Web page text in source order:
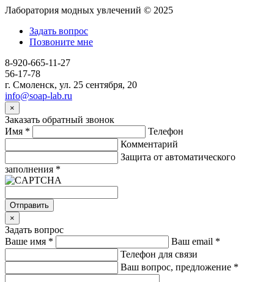
Лаборатория модных увлечений © 2025
Задать вопрос
Позвоните мне
8-920-665-11-27
56-17-78
г. Смоленск, ул. 25 сентября, 20
info@soap-lab.ru
×
Заказать обратный звонок
Имя *
Телефон
Комментарий
Защита от автоматического
заполнения *
Отправить
×
Задать вопрос
Ваше имя * Ваш email *
Телефон для связи
Ваш вопрос, предложение *